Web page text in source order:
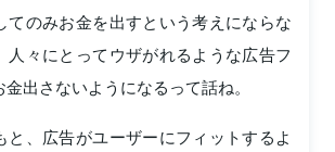
てのみお金を出すという考えにならな
人々にとってウザがれるような広告フ
出さないようになるって話ね。
と、広告がユーザーにフィットするよ